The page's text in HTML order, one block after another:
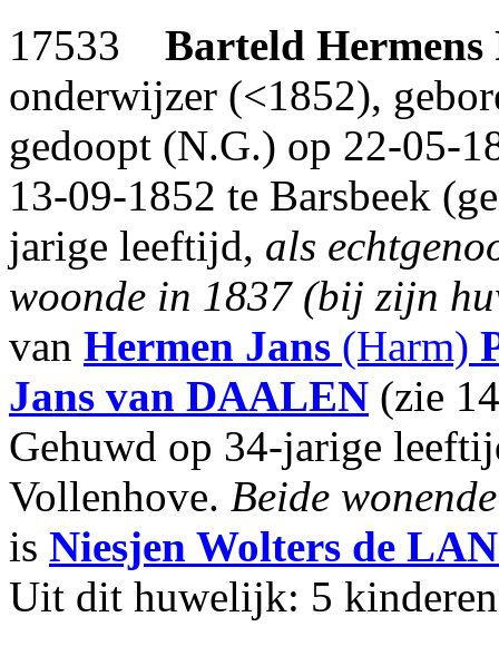
17533 Barteld Hermens
onderwijzer (<1852),
gedoopt (N.G.) op 22-05-
13-09-1852 te Barsbeek
jarige leeftijd, als
woonde in 1837 (bij zijn
van Hermen Jans (Harm)
Jans van DAALEN (zie
Gehuwd op 34-jarige
Vollenhove. Beide
is Niesjen Wolters de
Uit dit huwelijk: 5